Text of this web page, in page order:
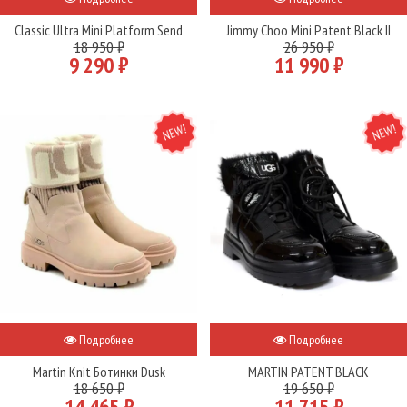
Classic Ultra Mini Platform Send
18 950 ₽
9 290 ₽
Jimmy Choo Mini Patent Black II
26 950 ₽
11 990 ₽
NEW
Подробнее
Martin Knit Ботинки Dusk
18 650 ₽
NEW
Подробнее
MARTIN PATENT BLACK
19 650 ₽